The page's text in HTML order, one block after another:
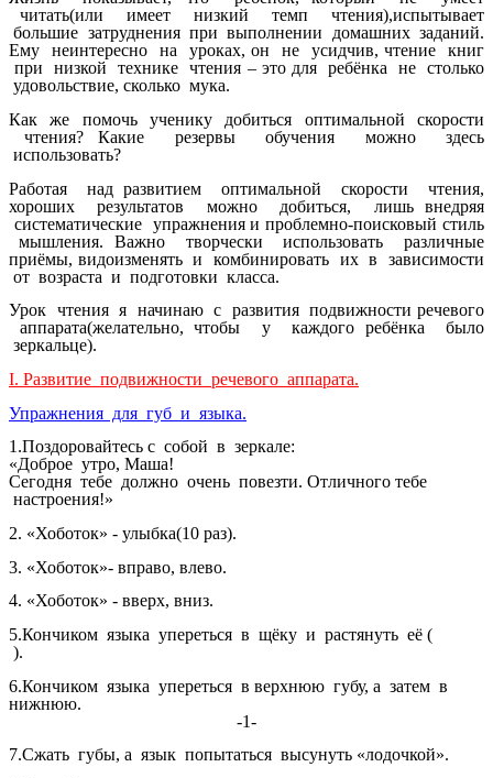
читать(или имеет низкий темп чтения),испытывает
большие затруднения при выполнении домашних заданий.
Ему неинтересно на уроках, он не усидчив, чтение книг
при низкой технике чтения – это для ребёнка не столько
удовольствие, сколько мука.
Как же помочь ученику добиться оптимальной скорости
чтения? Какие резервы обучения можно здесь
использовать?
Работая над развитием оптимальной скорости чтения,
хороших результатов можно добиться, лишь внедряя
систематические упражнения и проблемно-поисковый стиль
мышления. Важно творчески использовать различные
приёмы, видоизменять и комбинировать их в зависимости
от возраста и подготовки класса.
Урок чтения я начинаю с развития подвижности речевого
аппарата(желательно, чтобы у каждого ребёнка было
зеркальце).
І. Развитие подвижности речевого аппарата.
Упражнения для губ и языка.
1.Поздоровайтесь с собой в зеркале:
«Доброе утро, Маша!
Сегодня тебе должно очень повезти. Отличного тебе
настроения!»
2. «Хоботок» - улыбка(10 раз).
3. «Хоботок»- вправо, влево.
4. «Хоботок» - вверх, вниз.
5.Кончиком языка упереться в щёку и растянуть её (
).
6.Кончиком языка упереться в верхнюю губу, а затем в
нижнюю.
-1-
7.Сжать губы, а язык попытаться высунуть «лодочкой».